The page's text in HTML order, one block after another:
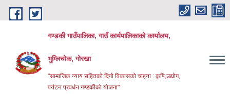
Skip to main content
गण्डकी गाउँपालिका, गाउँ कार्यपालिकाको कार्यालय,
भुम्लिचोक, गोरखा
"सामाजिक न्याय सहितको दिगो विकासको चाहना : कृषि,उद्योग,
पर्यटन प्रवर्धन गण्डकीको योजना"